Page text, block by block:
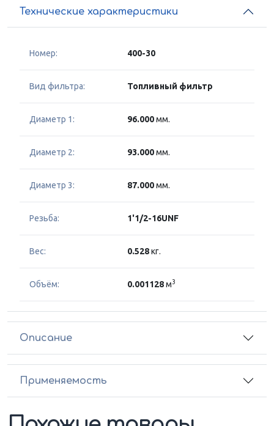
Технические характеристики
Номер: 400-30
Вид фильтра: Топливный фильтр
Диаметр 1: 96.000мм.
Диаметр 2: 93.000мм.
Диаметр 3: 87.000мм.
Резьба: 1'1/2-16UNF
Вес: 0.528кг.
Объём: 0.001128м3
Описание
Применяемость